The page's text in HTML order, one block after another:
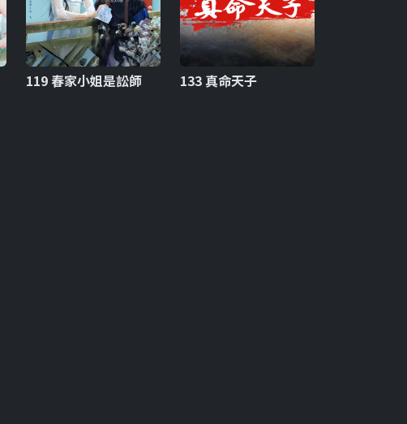
119 春家小姐是訟師 133 真命天子